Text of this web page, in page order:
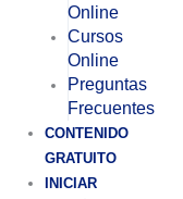
Online
Cursos
Online
Preguntas
Frecuentes
CONTENIDO
GRATUITO
INICIAR